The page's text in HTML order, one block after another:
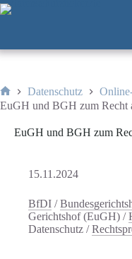
Zum
Inhalt
Start
Datenschutz
EuGH und BGH zum Recht
EuGH und BGH zum
15.11.2024
BfDI /
Gerichtshof (EuGH) /
Datenschutz /